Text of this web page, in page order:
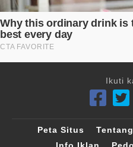
Ikuti
Peta Situs